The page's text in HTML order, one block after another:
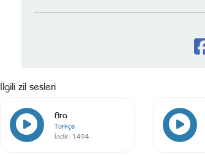
İlgili zil sesleri
Ara
Türkçe
İndir: 1494